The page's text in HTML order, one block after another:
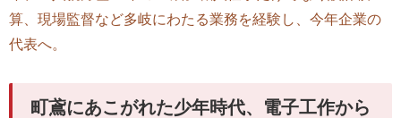
算、現場監督など多岐にわたる業務を経験し、今年企業の
代表へ。
町鳶にあこがれた少年時代、電子工作から